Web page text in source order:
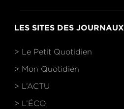
LES SITES DES JOURNAUX
> Le Petit Quotidien
> Mon Quotidien
> L’ACTU
> L’ÉCO